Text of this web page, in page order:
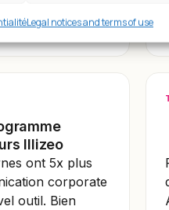
Legal notices and terms of use
Lire →
Illizeo
ont 5x plus
corporate
outil. Bien